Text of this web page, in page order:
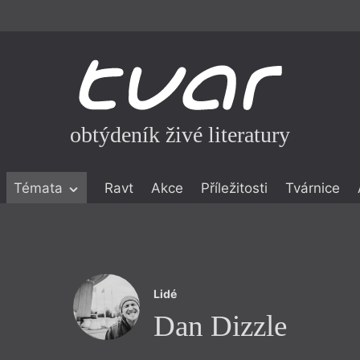
obtýdeník živé literatury
Témata Ravt Akce Příležitosti Tvárnice
Lidé
Dan Dizzle